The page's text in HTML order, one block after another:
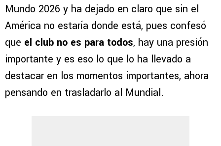
Mundo 2026 y ha dejado en claro que sin el
América no estaría donde está, pues confesó
que el club no es para todos, hay una presión
importante y es eso lo que lo ha llevado a
destacar en los momentos importantes, ahora
pensando en trasladarlo al Mundial.